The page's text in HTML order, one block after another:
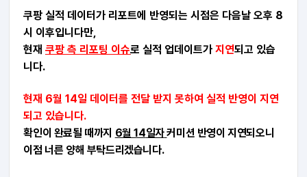
쿠팡 실적 데이터가 리포트에 반영되는 시점은 다음날 오후 8
시 이후입니다만,
현재쿠팡 측 리포팅 이슈로 실적 업데이트가지연되고 있습
니다.
현재 6월 14일 데이터를 전달 받지 못하여실적 반영이 지연
되고 있습니다.
확인이 완료될 때까지 6월 14일자커미션 반영이 지연되오니
이점 너른 양해 부탁드리겠습니다.